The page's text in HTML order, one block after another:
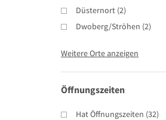
Düsternort (2)
Dwoberg/Ströhen (2)
Weitere Orte anzeigen
Öffnungszeiten
Hat Öffnungszeiten (32)